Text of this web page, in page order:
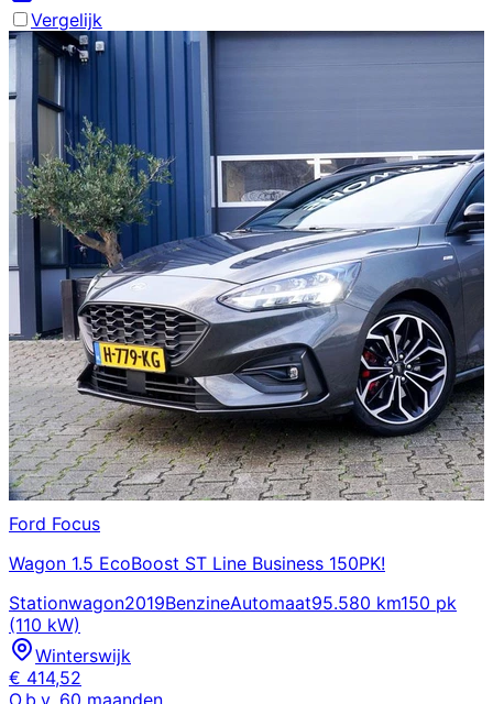
Vergelijk
Ford Focus
Wagon 1.5 EcoBoost ST Line Business 150PK!
Stationwagon2019BenzineAutomaat95.580 km150 pk
(110 kW)
Winterswijk
€ 414,52
O.b.v. 60 maanden